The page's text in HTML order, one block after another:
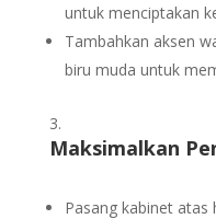
untuk menciptakan
Tambahkan aksen
biru muda untuk
Maksimalkan
Pasang kabinet